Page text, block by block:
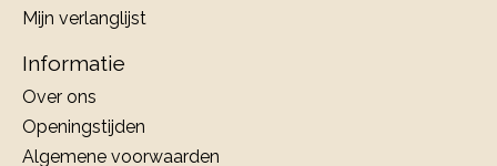
Mijn verlanglijst
Informatie
Over ons
Openingstijden
Algemene voorwaarden